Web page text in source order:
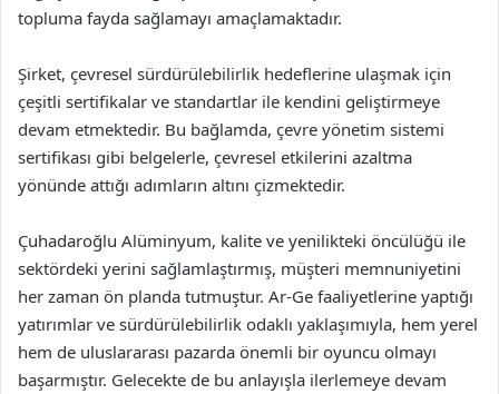
topluma fayda sağlamayı amaçlamaktadır.
Şirket, çevresel sürdürülebilirlik hedeflerine ulaşmak için
çeşitli sertifikalar ve standartlar ile kendini geliştirmeye
devam etmektedir. Bu bağlamda, çevre yönetim sistemi
sertifikası gibi belgelerle, çevresel etkilerini azaltma
yönünde attığı adımların altını çizmektedir.
Çuhadaroğlu Alüminyum, kalite ve yenilikteki öncülüğü ile
sektördeki yerini sağlamlaştırmış, müşteri memnuniyetini
her zaman ön planda tutmuştur. Ar-Ge faaliyetlerine yaptığı
yatırımlar ve sürdürülebilirlik odaklı yaklaşımıyla, hem yerel
hem de uluslararası pazarda önemli bir oyuncu olmayı
başarmıştır. Gelecekte de bu anlayışla ilerlemeye devam